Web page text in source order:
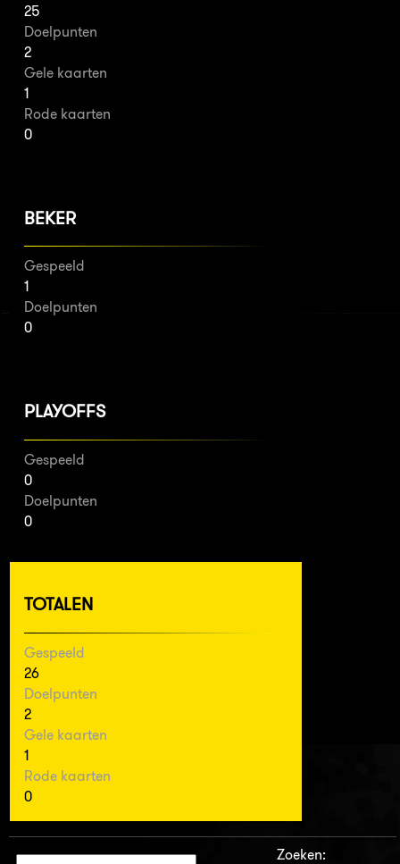
25
Doelpunten
2
Gele kaarten
1
Rode kaarten
0
BEKER
Gespeeld
1
Doelpunten
0
PLAYOFFS
Gespeeld
0
Doelpunten
0
TOTALEN
Gespeeld
26
Doelpunten
2
Gele kaarten
1
Rode kaarten
0
Zoeken: